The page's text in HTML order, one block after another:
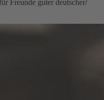
Freunde guter deutscher/